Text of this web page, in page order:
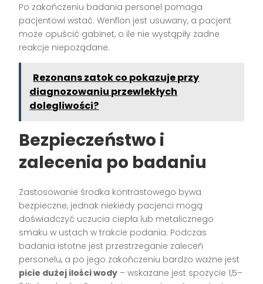
Po zakończeniu badania personel pomaga
pacjentowi wstać. Wenflon jest usuwany, a pacjent
może opuścić gabinet, o ile nie wystąpiły żadne
reakcje niepożądane.
Rezonans zatok co pokazuje przy
diagnozowaniu przewlekłych
dolegliwości?
Bezpieczeństwo i
zalecenia po badaniu
Zastosowanie środka kontrastowego bywa
bezpieczne, jednak niekiedy pacjenci mogą
doświadczyć uczucia ciepła lub metalicznego
smaku w ustach w trakcie podania. Podczas
badania istotne jest przestrzeganie zaleceń
personelu, a po jego zakończeniu bardzo ważne jest
picie dużej ilości wody – wskazane jest spożycie 1,5–